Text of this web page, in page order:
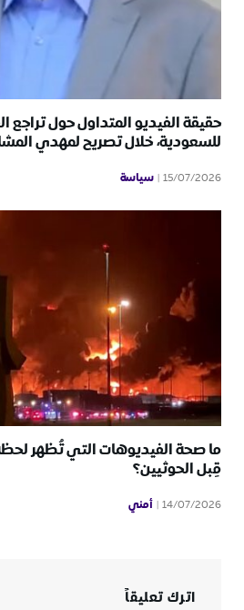
حقيقة الفيديو المتداول حول تراجع
للسعودية، خلال تصريح لمهدي
15/07/2026 سياسة
ما صحة الفيديوهات التي تُظهر
قِبل الحوثيين؟
14/07/2026 أمني
اترك تعليقاً